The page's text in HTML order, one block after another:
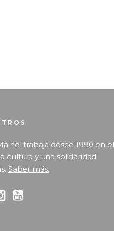
trabaja desde 1990 en el
cultura y una solidaridad
Saber más.